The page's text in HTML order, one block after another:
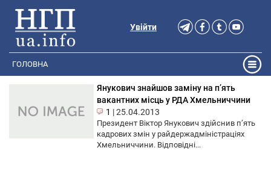
Увійти
ГОЛОВНА
Янукович знайшов заміну на п’ять
вакантних місць у РДА Хмельниччини
1 |25.04.2013
Президент Віктор Янукович здійснив п’ять
кадрових змін у райдержадміністраціях
Хмельниччини. Відповідні...